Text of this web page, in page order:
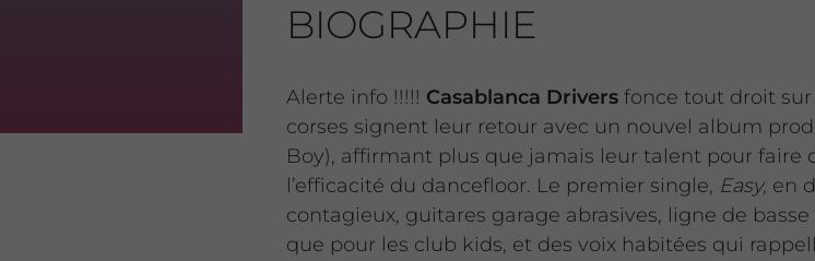
BIOGRAPHIE
Alerte info !!!!! Casablanca Drivers fonce tout droit sur
corses signent leur retour avec un nouvel album
Boy), affirmant plus que jamais leur talent pour faire
l’efficacité du dancefloor. Le premier single, Easy, en
contagieux, guitares garage abrasives, ligne de
que pour les club kids, et des voix habitées qui